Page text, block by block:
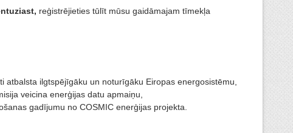
reģistrējieties tūlīt mūsu gaidāmajam tīmekļa
atbalsta ilgtspējīgāku un noturīgāku Eiropas energosistēmu,
veicina enerģijas datu apmaiņu,
gadījumu no COSMIC enerģijas projekta.